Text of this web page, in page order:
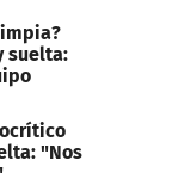
suelta:
"Nos